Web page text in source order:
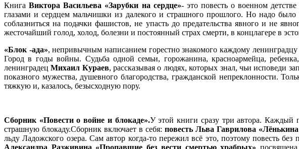
КнигаВиктора Васильева «Зарубки на сердце»- это повесть о военном
глазами и сердцем мальчишки из далекого и страшного прошлого. Но надо
соблазниться на подачки фашистов, не упасть до предательства явного и не
жесточайший голод, холод, болезни и постоянный страх смерти, в концлагере в
«Блок -ада», непривычным написанием горестно знакомого каждому
Город в годы войны. Судьба одной семьи, горожанина, красноармейца,
ленинградецМихаил Кураев, рассказывая о людях, которых знал, чьи исповеди
показного мужества, душевного благородства, гражданской непреклонности.
тяжкую и, казалось, безысходную пору.
Сборник «Повести о войне и блокаде».У этой книги сразу три автора. Каждый
страшную блокаду.Сборник включает в себя: повесть Льва Гаврилова
льду Ладожского озера. Сам автор когда-то пережил всё это, поэтому повесть
Александра Разживина «Пропавшие без вести смертью храбрых»